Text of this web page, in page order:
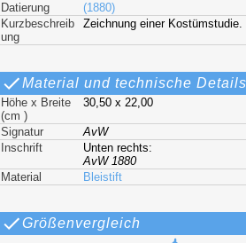
Datierung
(1880)
Kurzbeschreib
ung
Zeichnung einer Kostümstudie.
Material und technische Details
Höhe x Breite
(cm )
30,50 x 22,00
Signatur
AvW
Inschrift
Unten rechts:
AvW 1880
Material
Bleistift
Größenvergleich